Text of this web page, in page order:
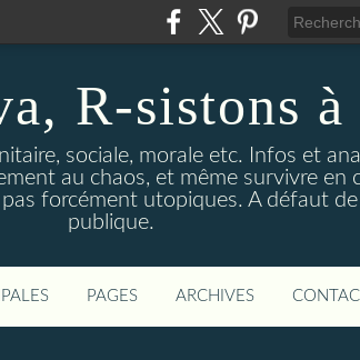
R-sistons à
sociale, morale etc. Infos et
au chaos, et même survivre en
forcément utopiques. A défaut
publique.
PAGES ARCHIVES